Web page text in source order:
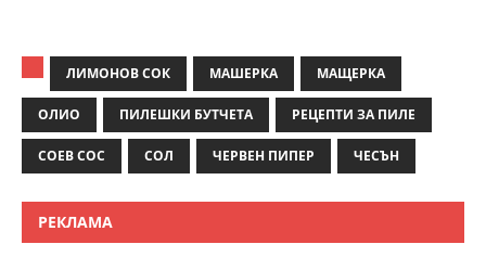
ЛИМОНОВ СОК МАШЕРКА МАЩЕРКА
ОЛИО ПИЛЕШКИ БУТЧЕТА РЕЦЕПТИ ЗА ПИЛЕ
СОЕВ СОС СОЛ ЧЕРВЕН ПИПЕР ЧЕСЪН
РЕКЛАМА